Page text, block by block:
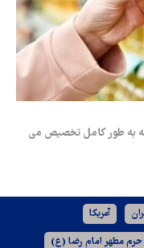
به طور کامل تخصیص می
آمریکا
حرم مطهر امام رضا (ع)